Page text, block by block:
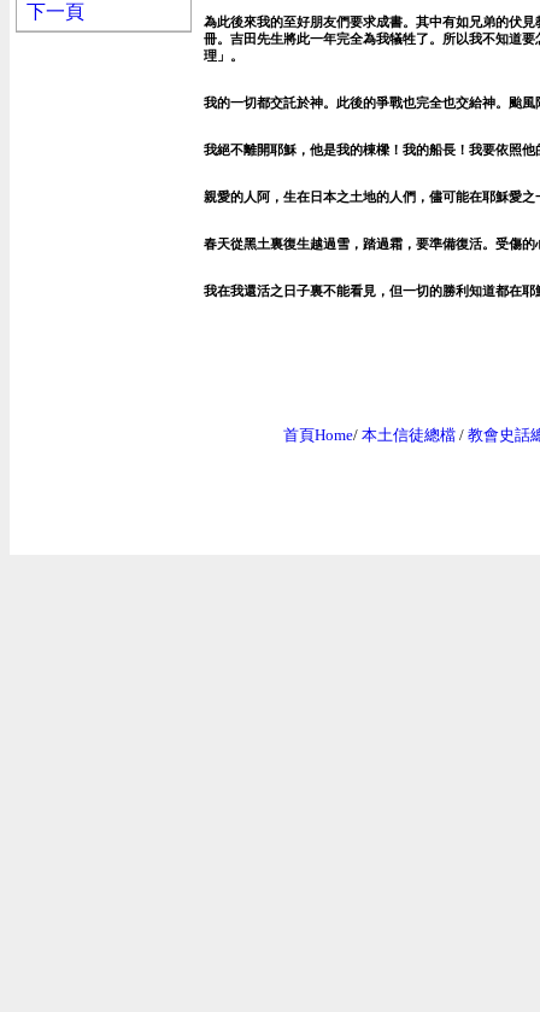
下一頁
為此後來我的至好朋友們要求成書。其中有如兄弟的伏
冊。吉田先生將此一年完全為我犠牲了。所以我不知道
理」。
我的一切都交託於神。此後的爭戰也完全也交給神。颱
我絕不離開耶穌，他是我的棟樑！我的船長！我要依照
親愛的人阿，生在日本之土地的人們，儘可能在耶穌愛
春天從黑土裏復生越過雪，踏過霜，要準備復活。受傷
我在我還活之日子裏不能看見，但一切的勝利知道都在
首頁Home/ 本土信徒總檔 / 教會史話